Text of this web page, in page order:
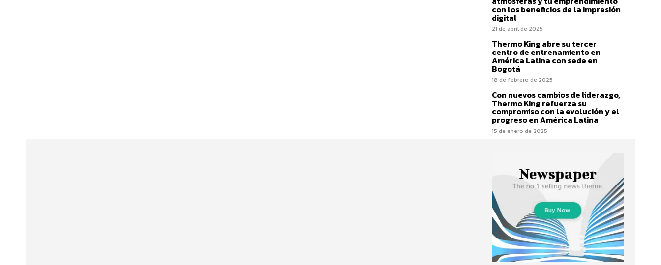
con los beneficios de la impresión
digital
21 de abril de 2025
Thermo King abre su tercer
centro de entrenamiento en
América Latina con sede en
Bogotá
18 de febrero de 2025
Con nuevos cambios de liderazgo,
Thermo King refuerza su
compromiso con la evolución y el
progreso en América Latina
15 de enero de 2025